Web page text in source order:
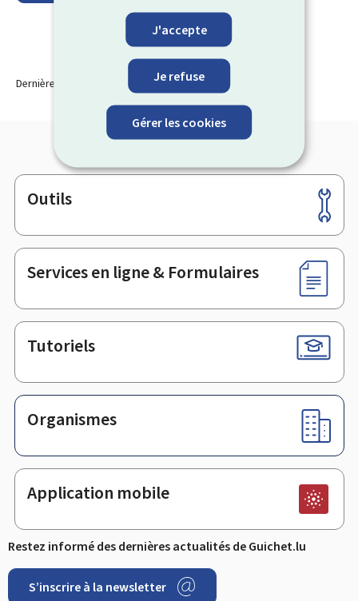
J'accepte
Je refuse
Gérer les cookies
Dernière modification le 30.03.2026
Pied
de
page
Outils
Services en ligne & Formulaires
Tutoriels
Organismes
Application mobile
Restez informé des dernières actualités de Guichet.lu
S’inscrire à la newsletter